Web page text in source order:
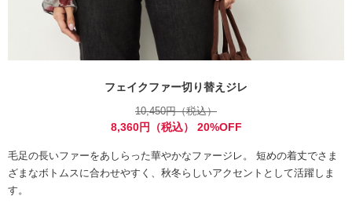
フェイクファー切り替えジレ
10,450円（税込）
8,360円（税込） 20%OFF
毛足の長いファーをあしらった華やかなファージレ。 短めの着丈でさま
ざまなボトムスに合わせやすく、秋冬らしいアクセントとして活躍しま
す。